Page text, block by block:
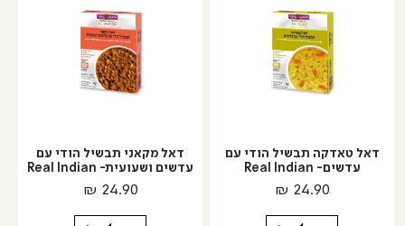
שועל
וסלק
אדום
אורגני
ללא
נוטרה
ותרד
אורגני
ללא
גלוטן
זן
דאל טאדקה תבשיל הודי עם
עדשים- Real Indian
₪ 24.90
דאל מקאני תבשיל הודי עם
עדשים ושעועית- Real Indian
₪ 24.90